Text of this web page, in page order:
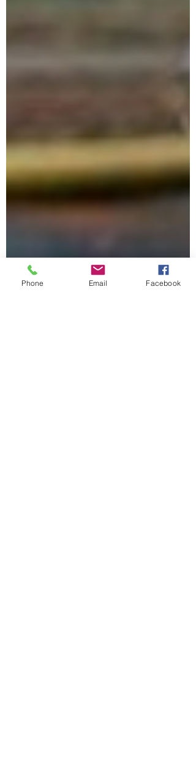
Phone Email Facebook